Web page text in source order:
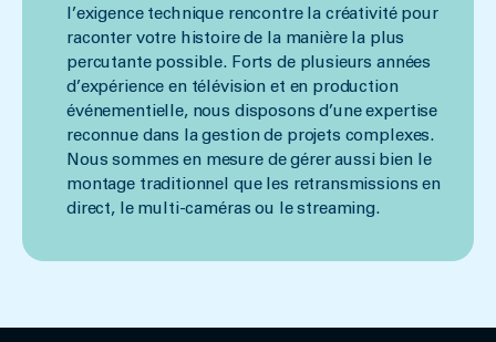
l’exigence technique rencontre la créativité pour
raconter votre histoire de la manière la plus
percutante possible. Forts de plusieurs années
d’expérience en télévision et en production
événementielle, nous disposons d’une expertise
reconnue dans la gestion de projets complexes.
Nous sommes en mesure de gérer aussi bien le
montage traditionnel que les retransmissions en
direct, le multi-caméras ou le streaming.